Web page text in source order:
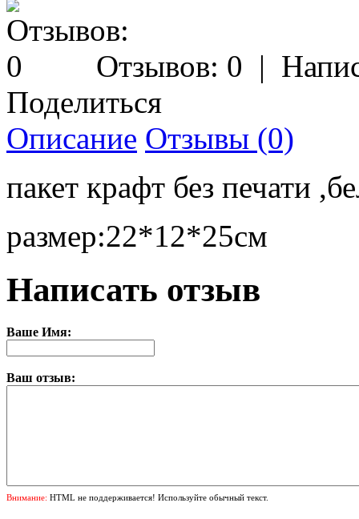
Отзывов: 0 |
Поделиться
Описание Отзывы (0)
пакет крафт без печати
размер:22*12*25см
Написать отзыв
Ваше Имя:
Ваш отзыв:
Внимание: HTML не поддерживается! Используйте обычный текст.